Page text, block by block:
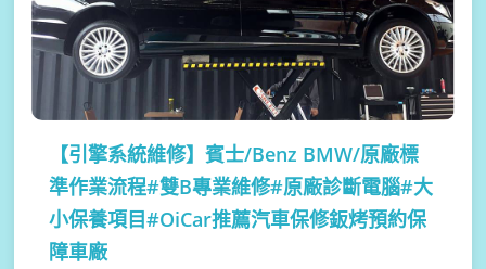
【引擎系統維修】賓士/Benz BMW/原廠標
準作業流程#雙B專業維修#原廠診斷電腦#大
小保養項目#OiCar推薦汽車保修鈑烤預約保
障車廠